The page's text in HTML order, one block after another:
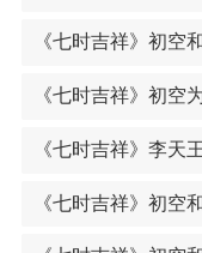
《七时吉祥》初空
《七时吉祥》初空
《七时吉祥》李天
《七时吉祥》初空